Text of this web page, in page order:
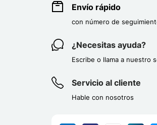
Envío rápido
con número de
¿Necesitas ayuda?
Escribe o llama a nuestro
Servicio al cliente
Hable con nosotros